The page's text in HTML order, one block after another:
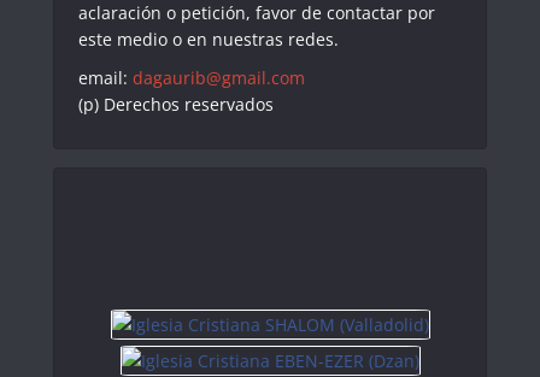
aclaración o petición, favor de contactar por
este medio o en nuestras redes.
email: dagaurib@gmail.com
(p) Derechos reservados